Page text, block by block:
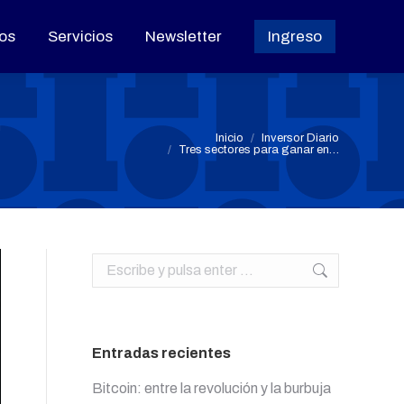
Servicios Newsletter Ingreso
Inicio
Inversor Diario
Tres sectores para ganar en…
Buscar:
Entradas recientes
Bitcoin: entre la revolución y la burbuja
Servicios Newsletter Ingreso